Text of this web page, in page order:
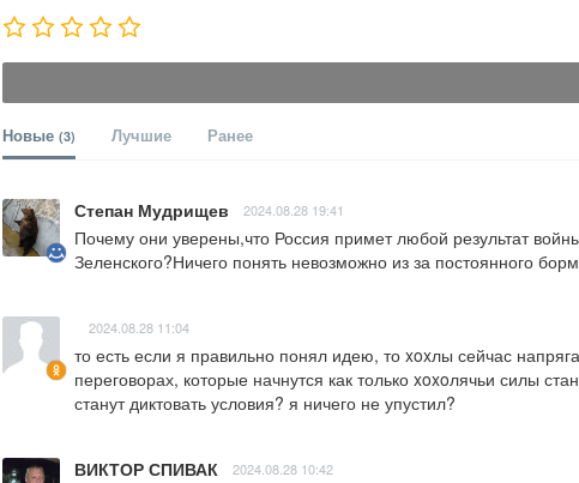
Новые (3) Лучшие Ранее
Степан Мудрищев 2024.08.28 19:41
Почему они уверены,что Россия примет любой результат
Зеленского?Ничего понять невозможно из за постоянного
2024.08.28 11:04
то есть если я правильно понял идею, то xoxлы сейчас
переговорах, которые начнутся как только xoxoлячьи силы
станут диктовать условия? я ничего не упустил?
ВИКТОР СПИВАК 2024.08.28 10:42